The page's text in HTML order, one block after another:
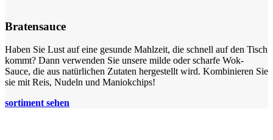
Bratensauce
Haben Sie Lust auf eine gesunde Mahlzeit, die schnell auf den Tisch
kommt? Dann verwenden Sie unsere milde oder scharfe Wok-
Sauce, die aus natürlichen Zutaten hergestellt wird. Kombinieren Sie
sie mit Reis, Nudeln und Maniokchips!
sortiment sehen